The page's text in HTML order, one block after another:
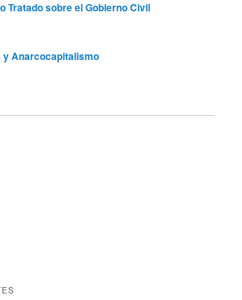
Tratado sobre el Gobierno Civil
y Anarcocapitalismo